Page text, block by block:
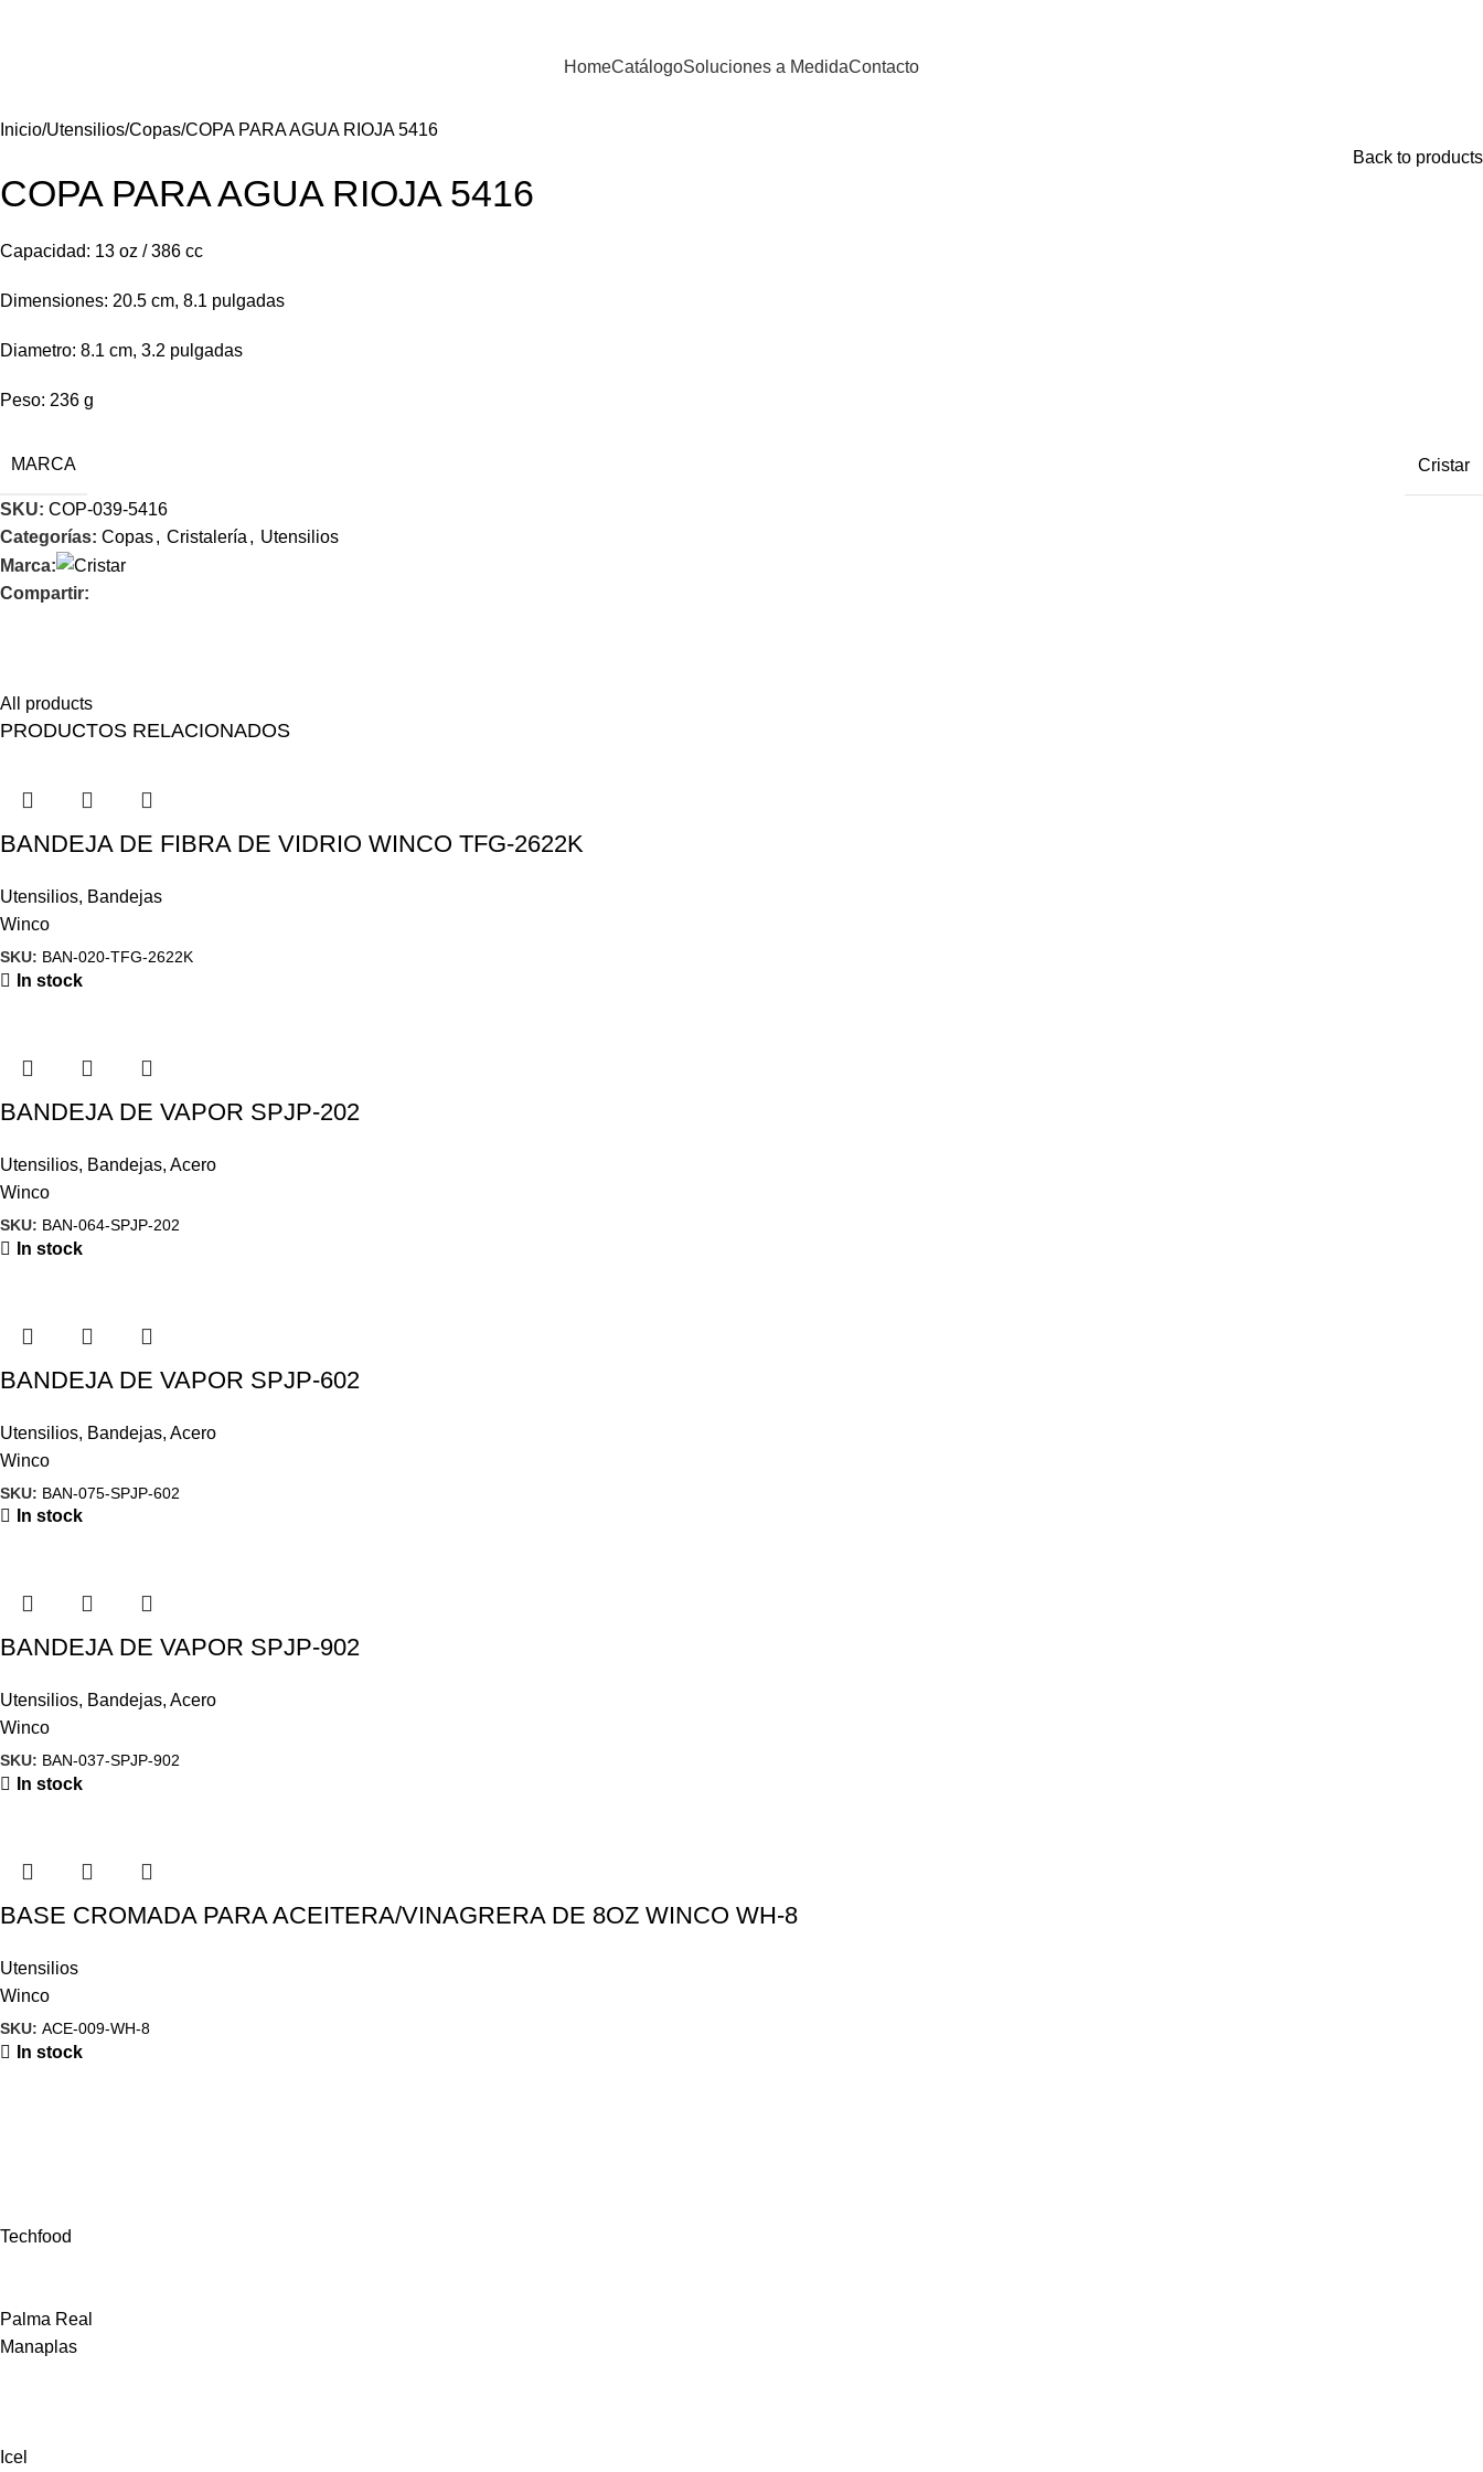
HomeCatálogoSoluciones a MedidaContacto
Inicio Utensilios Copas COPA PARA AGUA RIOJA 5416
Back to products
COPA PARA AGUA RIOJA 5416
Capacidad: 13 oz / 386 cc
Dimensiones: 20.5 cm, 8.1 pulgadas
Diametro: 8.1 cm, 3.2 pulgadas
Peso: 236 g
MARCA Cristar
SKU: COP-039-5416
Categorías: Copas, Cristalería , Utensilios
Marca:
Compartir:
All products
PRODUCTOS RELACIONADOS
BANDEJA DE FIBRA DE VIDRIO WINCO TFG-2622K
Utensilios, Bandejas
Winco
SKU: BAN-020-TFG-2622K
In stock
BANDEJA DE VAPOR SPJP-202
Utensilios, Bandejas, Acero
Winco
SKU: BAN-064-SPJP-202
In stock
BANDEJA DE VAPOR SPJP-602
Utensilios, Bandejas, Acero
Winco
SKU: BAN-075-SPJP-602
In stock
BANDEJA DE VAPOR SPJP-902
Utensilios, Bandejas, Acero
Winco
SKU: BAN-037-SPJP-902
In stock
BASE CROMADA PARA ACEITERA/VINAGRERA DE 8OZ WINCO WH-8
Utensilios
Winco
SKU: ACE-009-WH-8
In stock
Techfood
Palma Real
Manaplas
Icel